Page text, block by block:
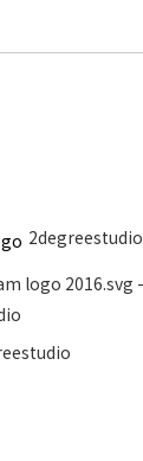
2degreestudio